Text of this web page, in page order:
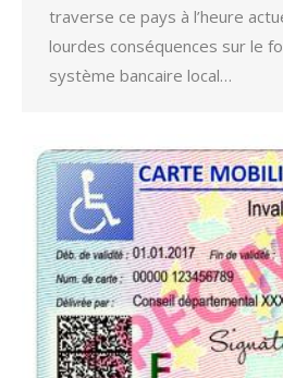
traverse ce pays à l’heure
lourdes conséquences sur le
système bancaire local…